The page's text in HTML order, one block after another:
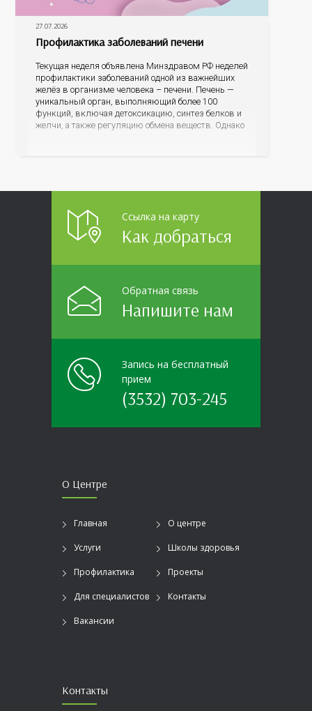
27.07.2026
Профилактика заболеваний печени
Текущая неделя объявлена Минздравом РФ неделей
профилактики заболеваний одной из важнейших
желёз в организме человека – печени. Печень —
уникальный орган, выполняющий более 100
функций, включая детоксикацию, синтез белков и
желчи, а также регуляцию обмена веществ. Однако
Ссылка на карту
Как добраться
Обратная связь
Напишите нам
Запись на бесплатный
прием
(3532) 703-245
О Центре
Главная О центре
Услуги Школы здоровья
Профилактика Проекты
Для специалистов Контакты
Вакансии
Контакты